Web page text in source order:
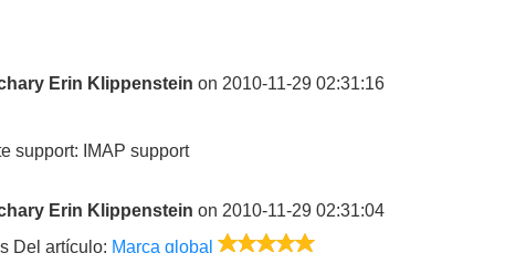
Erin Klippenstein on 2010-11-29 02:31:16
support: IMAP support
Erin Klippenstein on 2010-11-29 02:31:04
Del artículo: Marca global